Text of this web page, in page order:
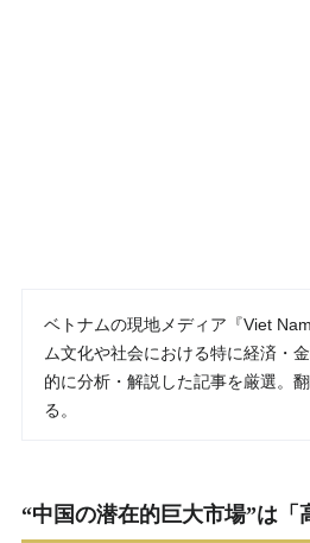
ベトナムの現地メディア『Viet
ム文化や社会における特に経済・
的に分析・解説した記事を厳選。
る。
“中国の潜在的巨大市場”は「